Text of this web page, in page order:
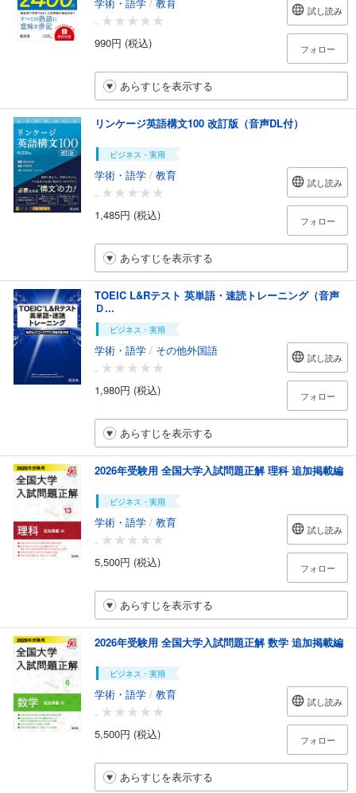
-
990円 (税込)
試し読み
フォロー
あらすじを表示する
リンケージ英語構文100 改訂版（音声DL付）
ビジネス・実用
学術・語学 / 教育
-
1,485円 (税込)
試し読み
フォロー
あらすじを表示する
TOEIC L&Rテスト 英単語・速読トレーニング（音声
Ｄ...
ビジネス・実用
学術・語学 / その他外国語
-
1,980円 (税込)
試し読み
フォロー
あらすじを表示する
2026年受験用 全国大学入試問題正解 理科 追加掲載編
ビジネス・実用
学術・語学 / 教育
-
5,500円 (税込)
試し読み
フォロー
あらすじを表示する
2026年受験用 全国大学入試問題正解 数学 追加掲載編
ビジネス・実用
学術・語学 / 教育
-
5,500円 (税込)
試し読み
フォロー
あらすじを表示する